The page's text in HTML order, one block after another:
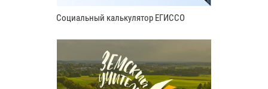
Социальный калькулятор ЕГИССО